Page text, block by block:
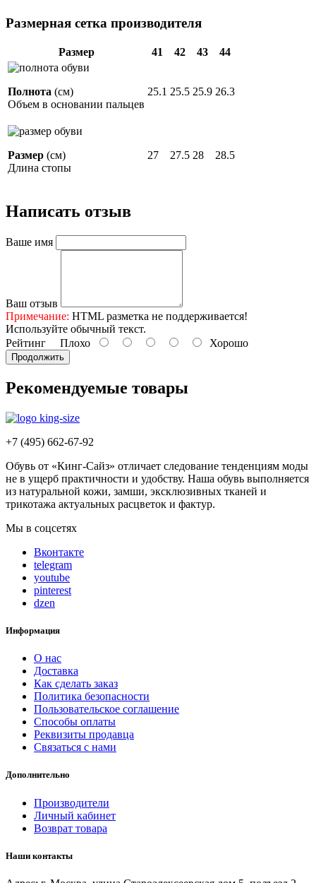
Размерная сетка производителя
Размер 41 42 43 44
Полнота (см)
Объем в основании пальцев
25.1 25.5 25.9 26.3
Размер (см)
Длина стопы
27 27.5 28 28.5
Написать отзыв
Ваше имя
Ваш отзыв
Примечание: HTML разметка не поддерживается!
Используйте обычный текст.
Рейтинг Плохо Хорошо
Продолжить
Рекомендуемые товары
+7 (495) 662-67-92
Обувь от «Кинг-Сайз» отличает следование тенденциям моды
не в ущерб практичности и удобству. Наша обувь выполняется
из натуральной кожи, замши, эксклюзивных тканей и
трикотажа актуальных расцветок и фактур.
Мы в соцсетях
Вконтакте
telegram
youtube
pinterest
dzen
Информация
О нас
Доставка
Как сделать заказ
Политика безопасности
Пользовательское соглашение
Способы оплаты
Реквизиты продавца
Связаться с нами
Дополнительно
Производители
Личный кабинет
Возврат товара
Наши контакты